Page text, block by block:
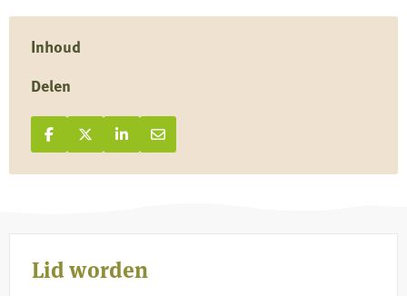
Inhoud
Delen
Deel op Facebook
Deel
op
Deel op X
Deel
op
Deel op LinkedIn
Deel
op
Deel via e-mail
Deel
via
Lid worden